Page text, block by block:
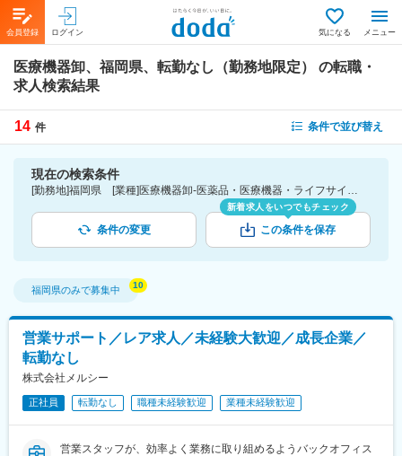
会員登録 ログイン 気になる メニュー
医療機器卸、福岡県、転勤なし（勤務地限定）
の転職・
求人検索結果
14 件 条件で並び替え
現在の検索条件
[勤務地]福岡県 [業種]医療機器卸-医薬品・医療機器・ライフサイエンス・医療系サービス [こだわり条件ピックアップ]転勤なし（勤務地限定） [詳細条件](募集・採用情報)転勤なし（勤務地限定）
条件の変更
新着求人をいつでもチェック
この条件を保存
福岡県のみで募集中
営業サポート／レア求人／未経験大歓迎／成長企業／
転勤なし
株式会社メルシー
正社員 転勤なし 職種未経験歓迎 業種未経験歓迎
営業スタッフが、効率よく業務に取り組めるようバックオフィス